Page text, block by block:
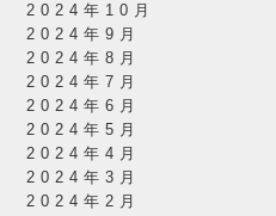
2024年10月
2024年9月
2024年8月
2024年7月
2024年6月
2024年5月
2024年4月
2024年3月
2024年2月